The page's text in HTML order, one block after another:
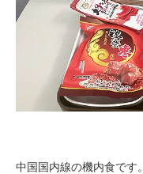
中国国内線の機内食です。